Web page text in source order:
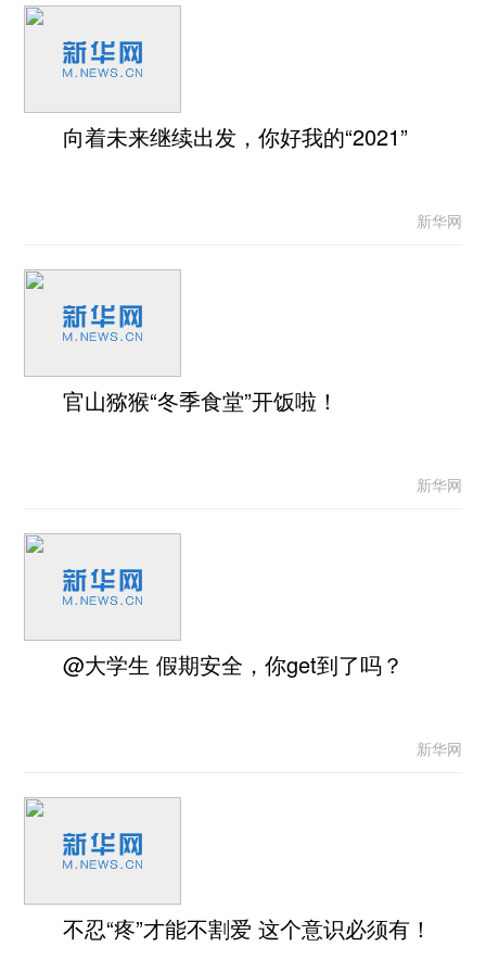
向着未来继续出发，你好我的“2021”
新华网
官山猕猴“冬季食堂”开饭啦！
新华网
@大学生 假期安全，你get到了吗？
新华网
不忍“疼”才能不割爱 这个意识必须有！